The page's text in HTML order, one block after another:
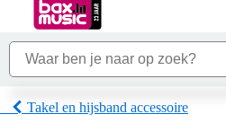
Takel en hijsband accessoire